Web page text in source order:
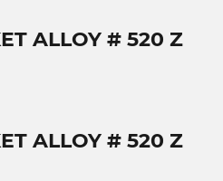
ALLOY # 520 Z
ALLOY # 520 Z